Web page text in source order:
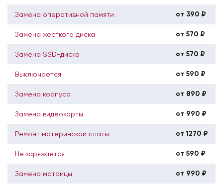
Замена оперативной памяти от 390 ₽
Замена жесткого диска от 570 ₽
Замена SSD-диска от 570 ₽
Выключается от 590 ₽
Замена корпуса от 890 ₽
Замена видеокарты от 990 ₽
Ремонт материнской платы от 1270 ₽
Не заряжается от 590 ₽
Замена матрицы от 990 ₽